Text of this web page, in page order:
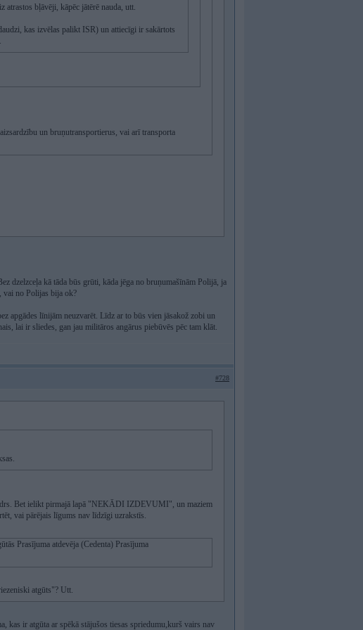
bļāvēji, kāpēc jātērē nauda, utt.
kas izvēlas palikt ISR) un attiecīgi ir sakārtots
un bruņutransportierus, vai arī transporta
dzelzceļa kā tāda būs grūti, kāda jēga no bruņumašīnām Polijā, ja
vai no Polijas bija ok?
apgādes līnijām neuzvarēt. Līdz ar to būs vien jāsakož zobi un
lai ir sliedes, gan jau militāros angārus piebūvēs pēc tam klāt.
#728
Bet ielikt pirmajā lapā "NEKĀDI IZDEVUMI", un maziem
vai pārējais līgums nav līdzīgi uzrakstīs.
Prasījuma atdevēja (Cedenta) Prasījuma
atgūts"? Utt.
kas ir atgūta ar spēkā stājušos tiesas spriedumu,kurš vairs nav